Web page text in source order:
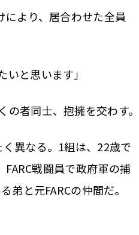
より、居合わせた全員
と思います」
者同士、抱擁を交わす。
異なる。1組は、22歳で
戦闘員で政府軍の捕
弟と元FARCの仲間だ。